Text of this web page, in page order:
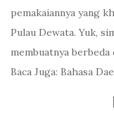
pemakaiannya yang
Pulau Dewata. Yuk,
membuatnya
Baca Juga: Bahasa